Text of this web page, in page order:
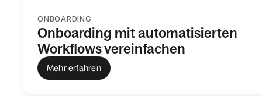
ONBOARDING
Onboarding mit automatisierten
Workflows vereinfachen
Mehr erfahren